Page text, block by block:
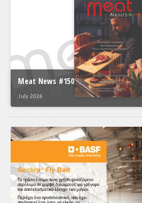
Meat News #150
July 2026